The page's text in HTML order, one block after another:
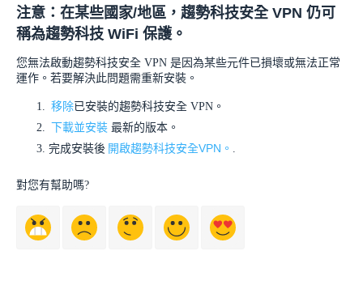
注意：在某些國家/地區，趨勢科技安全 VPN 仍可
稱為趨勢科技 WiFi 保護。
您無法啟動趨勢科技安全 VPN 是因為某些元件已損壞或無法正常
運作。若要解決此問題需重新安裝。
移除已安裝的趨勢科技安全 VPN。
下載並安裝 最新的版本。
完成安裝後 開啟趨勢科技安全VPN。 .
對您有幫助嗎?